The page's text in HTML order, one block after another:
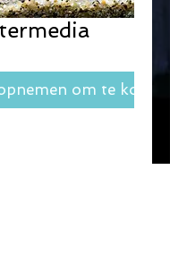
om te kopen